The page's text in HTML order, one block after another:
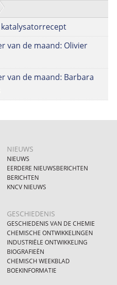
van de maand: Olivier
van de maand: Barbara
NIEUWS
NIEUWS
EERDERE NIEUWSBERICHTEN
BERICHTEN
KNCV NIEUWS
GESCHIEDENIS
GESCHIEDENIS VAN DE CHEMIE
CHEMISCHE ONTWIKKELINGEN
INDUSTRIËLE ONTWIKKELING
BIOGRAFIEËN
CHEMISCH WEEKBLAD
BOEKINFORMATIE